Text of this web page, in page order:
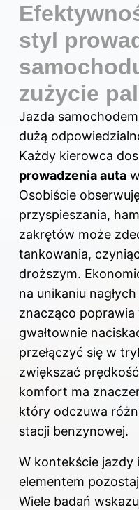
styl
zużycie
Jazda
dużą
Każdy kierowca
prowadzenia auta
Osobiście
przyspieszania,
zakrętów może
tankowania,
droższym.
na unikaniu
znacząco
gwałtownie
przełączyć się w
zwiększać
komfort ma
który odczuwa
stacji benzynowej.
W kontekście jazdy
elementem
Wiele badań